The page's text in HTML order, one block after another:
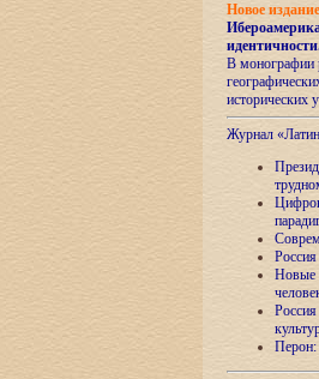
Новое
идентичности
В монографии
исторических
Журнал
Новые
Перон: